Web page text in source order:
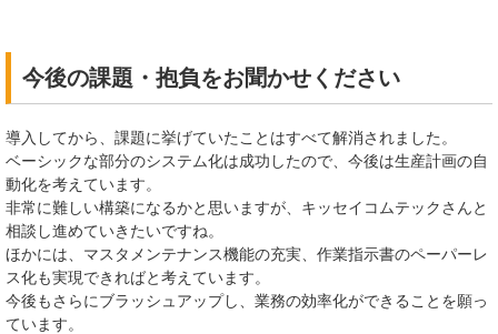
今後の課題・抱負をお聞かせください
導入してから、課題に挙げていたことはすべて解消されました。
ベーシックな部分のシステム化は成功したので、今後は生産計画の自
動化を考えています。
非常に難しい構築になるかと思いますが、キッセイコムテックさんと
相談し進めていきたいですね。
ほかには、マスタメンテナンス機能の充実、作業指示書のペーパーレ
ス化も実現できればと考えています。
今後もさらにブラッシュアップし、業務の効率化ができることを願っ
ています。